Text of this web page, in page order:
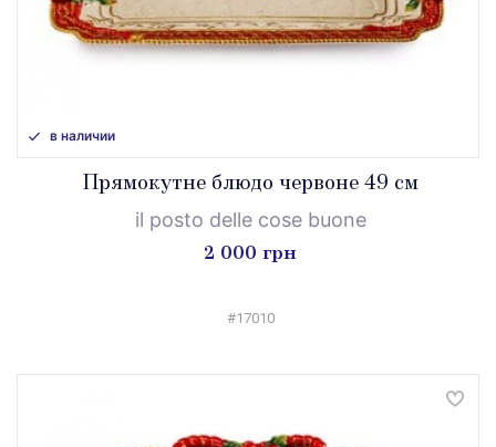
в наличии
Прямокутне блюдо червоне 49 см
il posto delle cose buone
2 000 грн
#17010